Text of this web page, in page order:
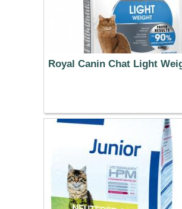
Royal Canin Chat Light
19.99 €